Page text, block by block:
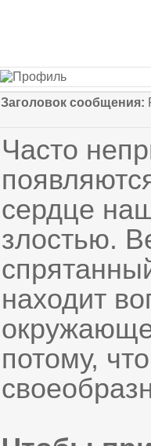
Заголовок сообщения:
Часто
сердце
злостью.
находит
потому,